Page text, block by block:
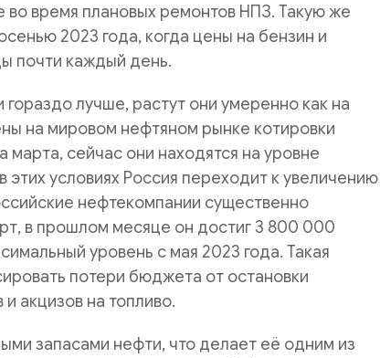
во время плановых ремонтов НПЗ. Такую же
2023 года, когда цены на бензин и
почти каждый день.
лучше, растут они умеренно как на
на мировом нефтяном рынке котировки
марта, сейчас они находятся на уровне
этих условиях Россия переходит к увеличению
нефтекомпании существенно
в прошлом месяце он достиг 3 800 000
уровень с мая 2023 года. Такая
потери бюджета от остановки
акцизов на топливо.
запасами нефти, что делает её одним из